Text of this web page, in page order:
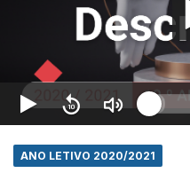
ANO LETIVO 2020/2021